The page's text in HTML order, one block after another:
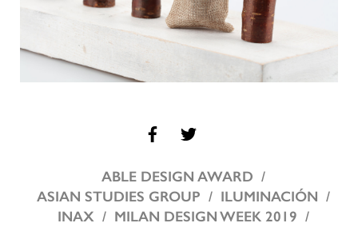
ABLE DESIGN AWARD
ASIAN STUDIES GROUP
ILUMINACIÓN
INAX
MILAN DESIGN WEEK 2019